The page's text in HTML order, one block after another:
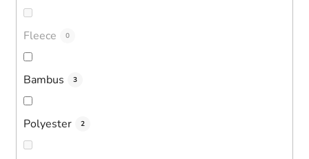
Fleece 0
Bambus 3
Polyester 2